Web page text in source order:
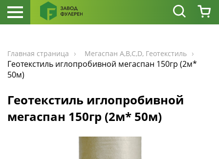
Главная страница Мегаспан А,В,С,D, Геотекстиль
Геотекстиль иглопробивной мегаспан 150гр (2м*
50м)
Геотекстиль иглопробивной
мегаспан 150гр (2м* 50м)